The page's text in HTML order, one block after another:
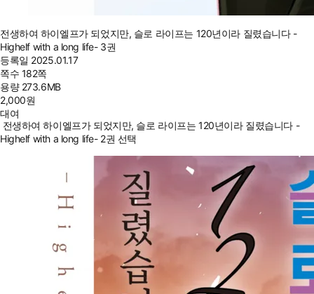
전생하여 하이엘프가 되었지만, 슬로 라이프는 120년이라 질렸습니다 -
Highelf with a long life- 3권
등록일 2025.01.17
쪽수 182쪽
용량 273.6MB
2,000원
대여
전생하여 하이엘프가 되었지만, 슬로 라이프는 120년이라 질렸습니다 -
Highelf with a long life- 2권 선택